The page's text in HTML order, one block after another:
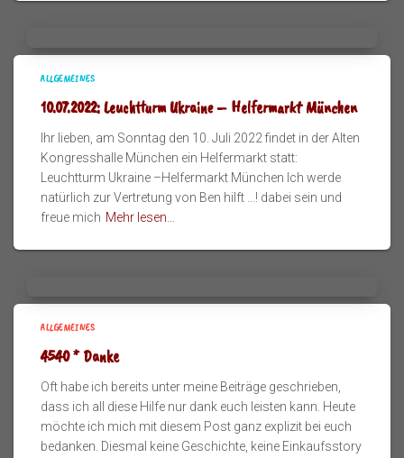
ALLGEMEINES
10.07.2022: Leuchtturm Ukraine – Helfermarkt München
Ihr lieben, am Sonntag den 10. Juli 2022 findet in der Alten
Kongresshalle München ein Helfermarkt statt:
Leuchtturm Ukraine –Helfermarkt München Ich werde
natürlich zur Vertretung von Ben hilft …! dabei sein und
freue mich Mehr lesen…
ALLGEMEINES
4540 * Danke
Oft habe ich bereits unter meine Beiträge geschrieben,
dass ich all diese Hilfe nur dank euch leisten kann. Heute
möchte ich mich mit diesem Post ganz explizit bei euch
bedanken. Diesmal keine Geschichte, keine Einkaufsstory